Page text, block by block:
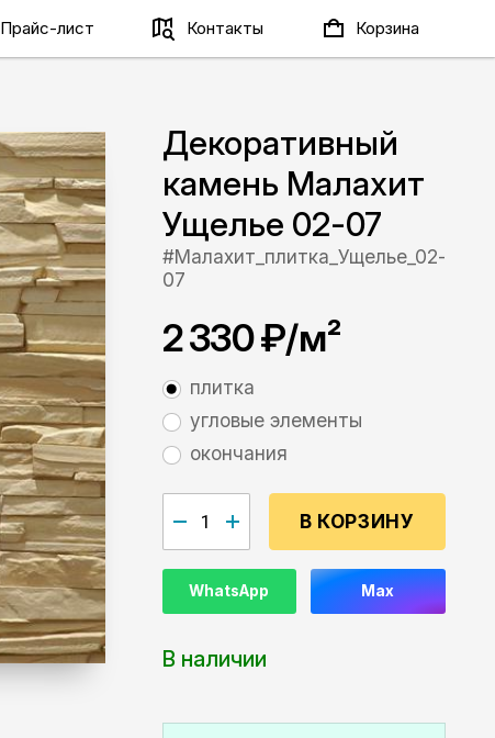
Декоративный
камень Малахит
Ущелье 02-07
#Малахит_плитка_Ущелье_02-
07
2 330 ₽/м²
плитка
угловые элементы
окончания
В КОРЗИНУ
WhatsApp Max
В наличии
Прайс-лист Контакты Корзина